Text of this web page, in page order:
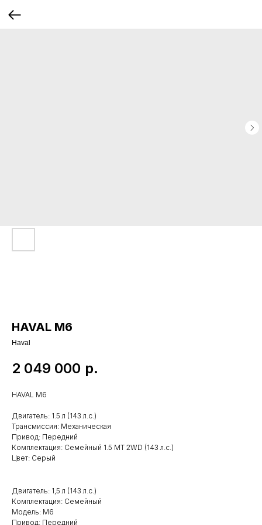
HAVAL М6
Haval
2 049 000 р.
HAVAL M6
Двигатель: 1.5 л (143 л.с.)
Трансмиссия: Механическая
Привод: Передний
Комплектация: Семейный 1.5 MT 2WD (143 л.с.)
Цвет: Серый
Двигатель: 1,5 л (143 л.с.)
Комплектация: Семейный
Модель: М6
Привод: Передний